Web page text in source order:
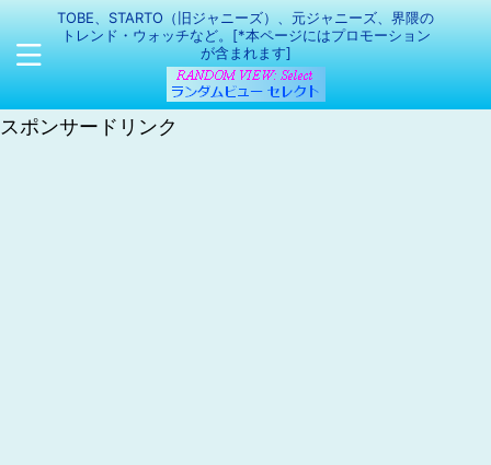
TOBE、STARTO（旧ジャニーズ）、元ジャニーズ、界隈の
トレンド・ウォッチなど。[*本ページにはプロモーション
が含まれます]
スポンサードリンク